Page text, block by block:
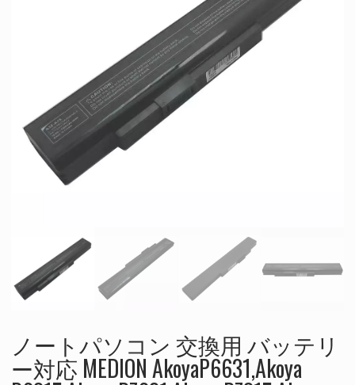
ノートパソコン 交換用 バッテリ
ー対応 MEDION AkoyaP6631,Akoya